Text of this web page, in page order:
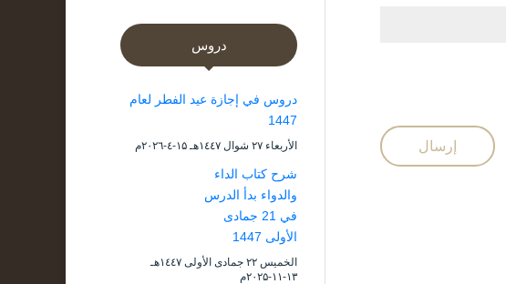
دروس
دروس في إجازة عيد الفطر لعام
1447
الأربعاء ۲۷ شوال ۱٤٤۷هـ ۱۵-٤-۲۰۲٦م
شرح كتاب الداء
والدواء بدأ الدرس
في 21 جمادى
الأولى 1447
الخميس ۲۲ جمادى الأولى ۱٤٤۷هـ
۱۳-۱۱-۲۰۲۵م